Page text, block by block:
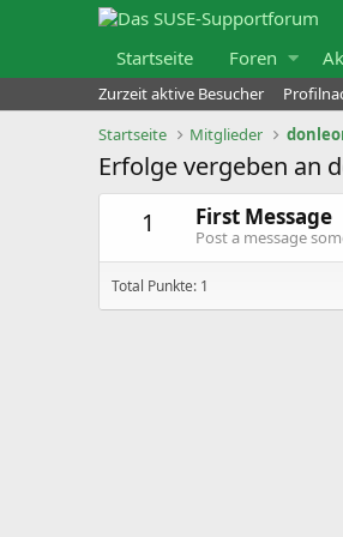
Startseite Foren
Zurzeit aktive Besucher
Startseite
Mitglieder
Erfolge vergeben an
1
First Message
Post a message
Total Punkte: 1